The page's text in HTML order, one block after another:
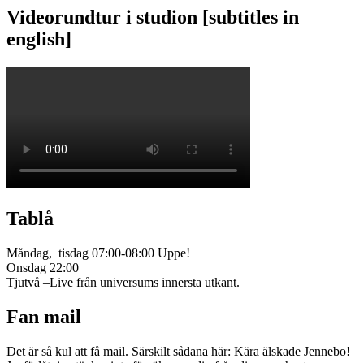
Videorundtur i studion [subtitles in
english]
Tablå
Måndag, tisdag 07:00-08:00 Uppe!
Onsdag 22:00
Tjutvå –Live från universums innersta utkant.
Fan mail
Det är så kul att få mail. Särskilt sådana här: Kära älskade Jennebo!